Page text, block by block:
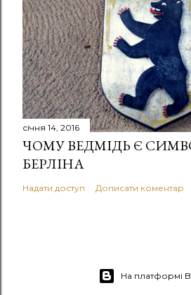
січня 14, 2016
ЧОМУ ВЕДМІДЬ Є
БЕРЛІНА
Надати доступ Дописати коментар
На платформі